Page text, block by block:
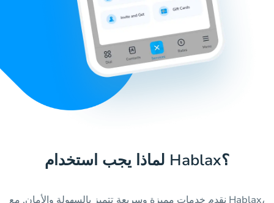
لماذا يجب استخدام Hablax؟
نقدم خدمات مميزة وسريعة تتميز بالسهولة والأمان. مع Hablax،